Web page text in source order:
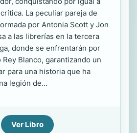
La peculiar pareja de
por Antonia Scott y Jon
a las librerías en la tercera
donde se enfrentarán por
Blanco, garantizando un
para una historia que ha
legión de...
Ver Libro